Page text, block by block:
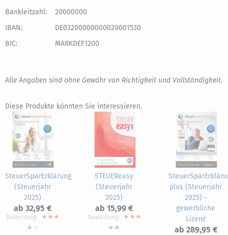
Bankleitzahl:
20000000
IBAN:
DE03200000000020001530
BIC:
MARKDEF1200
Alle Angaben sind ohne Gewähr von Richtigkeit und Vollständigkeit.
Diese Produkte könnten Sie interessieren.
SteuerSparErklärung
(Steuerjahr
2025)
ab 32,95 €
Bewertung:
STEUEReasy
(Steuerjahr
2025)
ab 15,99 €
Bewertung:
plus (Steuerjahr
2025) -
gewerbliche
Lizenz
ab 289,95 €